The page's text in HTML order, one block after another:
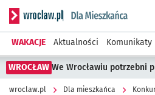
Serwis informacyjny wroclaw.pl
WAKACJE Aktualności Komunikaty
WROCŁAW We Wrocławiu potrzebni
wroclaw.pl Dla mieszkańca